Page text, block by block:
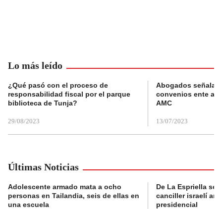
Lo más leído
¿Qué pasó con el proceso de
responsabilidad fiscal por el parque
biblioteca de Tunja?
29/08/2023
Abogados
convenios ente
AMC
13/07/2023
Últimas Noticias
Adolescente armado mata a ocho
personas en Tailandia, seis de ellas en
una escuela
De La Espriella se
canciller israelí
presidencial